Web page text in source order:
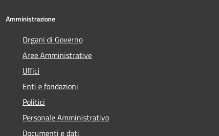
Amministrazione
Organi di Governo
Aree Amministrative
Uffici
Enti e fondazioni
Politici
Personale Amministrativo
Documenti e dati